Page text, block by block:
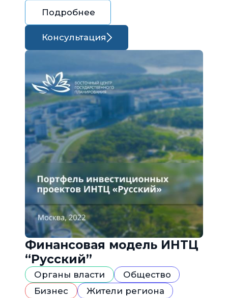
Подробнее
Консультация
Финансовая модель ИНТЦ
“Русский”
Органы власти
Общество
Бизнес
Жители региона